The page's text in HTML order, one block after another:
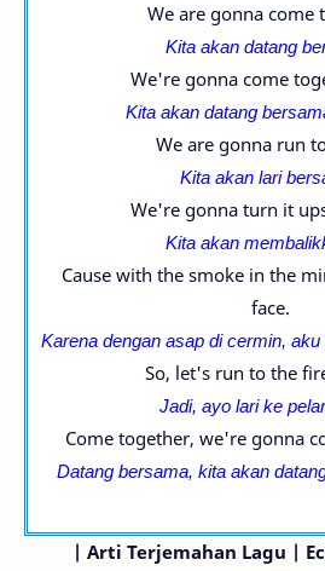
We are gonna come
Kita akan datang
We're gonna come
Kita akan datang
We are gonna run
Kita akan lari
We're gonna turn it
Kita akan
Cause with the smoke in the
face.
Karena dengan asap di cermin,
So, let's run to the
Jadi, ayo lari ke
Come together, we're gonna
Datang bersama, kita akan
| Arti Terjemahan Lagu |